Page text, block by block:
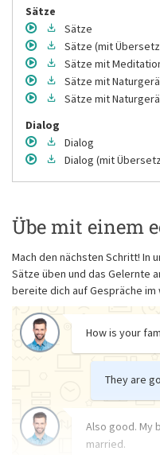
Sätze
Sätze
Sätze (mit
Sätze mit
Sätze mit
Sätze mit
Dialog
Dialog
Dialog (mit
Übe mit einem
Mach den nächsten Schritt! In
Sätze üben und das Gelernte
bereite dich auf Gespräche im
How is your
They are
Also good. My
married.